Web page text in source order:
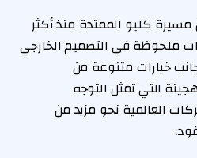
مسيرة كليو الممتدة منذ أكثر
ملحوظة في التصميم الخارجي
خيارات متنوعة من
التي تمثل التوجه
العالمية نحو مزيد من